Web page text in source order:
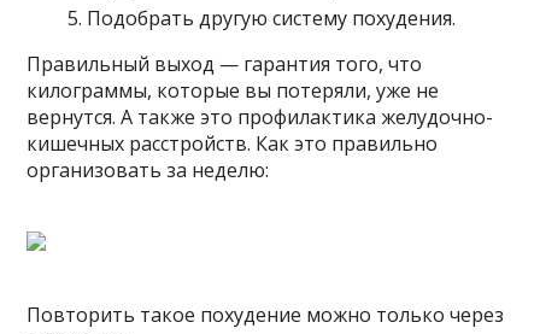
Подобрать другую систему похудения.
Правильный выход — гарантия того, что
килограммы, которые вы потеряли, уже не
вернутся. А также это профилактика желудочно-
кишечных расстройств. Как это правильно
организовать за неделю:
Повторить такое похудение можно только через